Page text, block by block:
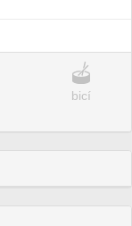
bicí